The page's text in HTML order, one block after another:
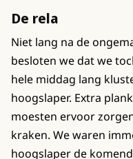
De rela
Niet lang na de
besloten we dat we
hele middag lang
hoogslaper. Extra
moesten ervoor
kraken. We waren
hoogslaper de